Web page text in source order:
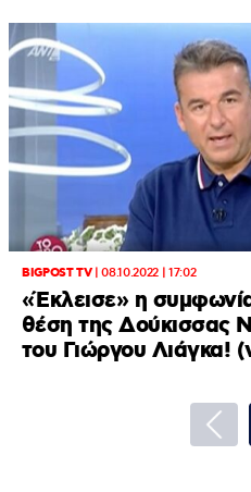
BIGPOST TV|08.10.2022 | 17:02
«Έκλεισε» η
θέση της Δούκισσας
του Γιώργου Λιάγκα!